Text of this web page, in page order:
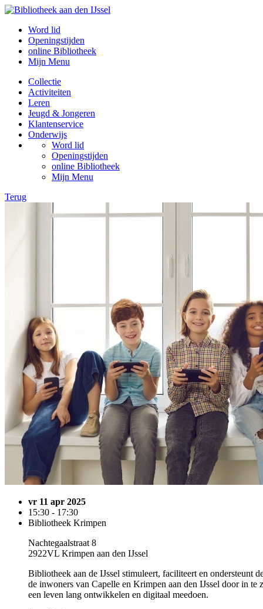
Word lid
Openingstijden
online Bibliotheek
Mijn Menu
Collectie
Activiteiten
Leren
Jeugd & Jongeren
Klantenservice
Onderwijs
Word lid
Openingstijden
online Bibliotheek
Mijn Menu
Terug
vr 11 apr 2025
15:30 - 17:30
Bibliotheek Krimpen
Nachtegaalstraat 8
2922VL Krimpen aan den IJssel
Bibliotheek aan de IJssel stimuleert, faciliteert en ondersteunt
de inwoners van Capelle en Krimpen aan den IJssel door in te
een leven lang ontwikkelen en digitaal meedoen.